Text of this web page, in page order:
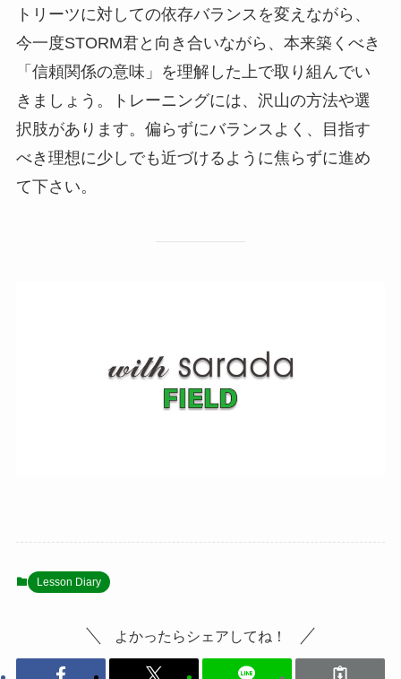
トリーツに対しての依存バランスを変えながら、
今一度STORM君と向き合いながら、本来築くべき
「信頼関係の意味」を理解した上で取り組んでい
きましょう。トレーニングには、沢山の方法や選
択肢があります。偏らずにバランスよく、目指す
べき理想に少しでも近づけるように焦らずに進め
て下さい。
Lesson Diary
よかったらシェアしてね！